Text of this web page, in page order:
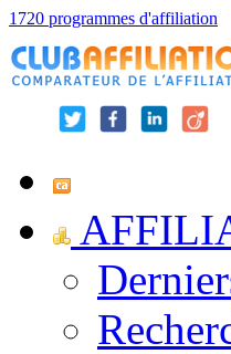
1720 programmes d'affiliation